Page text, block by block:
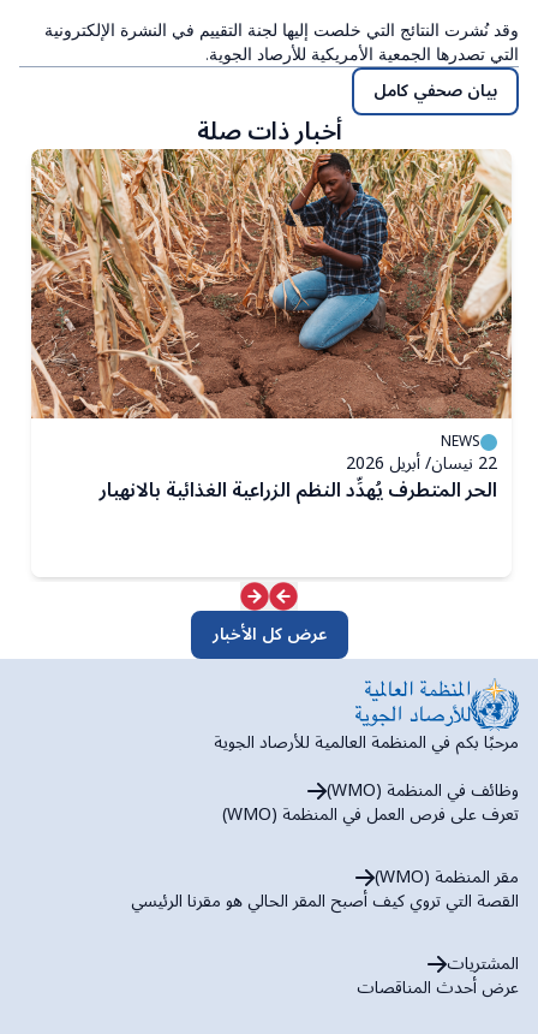
وقد نُشرت النتائج التي خلصت إليها لجنة التقييم في النشرة الإلكترونية
التي تصدرها الجمعية الأمريكية للأرصاد الجوية.
بيان صحفي كامل
أخبار ذات صلة
NEWS
22 نيسان/ أبريل 2026
الحر المتطرف يُهدِّد النظم الزراعية الغذائية بالانهيار
عرض كل الأخبار
مرحبًا بكم في المنظمة العالمية للأرصاد الجوية
وظائف في المنظمة (WMO)
تعرف على فرص العمل في المنظمة (WMO)
مقر المنظمة (WMO)
القصة التي تروي كيف أصبح المقر الحالي هو مقرنا الرئيسي
المشتريات
عرض أحدث المناقصات